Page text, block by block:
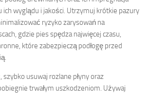
ich wyglądu i jakości. Utrzymuj krótkie pazury
ryzyko zarysowań na
gdzie pies spędza najwięcej czasu,
które zabezpieczą podłogę przed
usuwaj rozlane płyny oraz
trwałym uszkodzeniom. Używaj